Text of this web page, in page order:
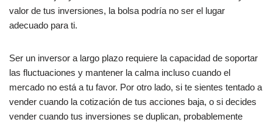
valor de tus inversiones, la bolsa podría no ser el lugar
adecuado para ti.
Ser un inversor a largo plazo requiere la capacidad de soportar
las fluctuaciones y mantener la calma incluso cuando el
mercado no está a tu favor. Por otro lado, si te sientes tentado a
vender cuando la cotización de tus acciones baja, o si decides
vender cuando tus inversiones se duplican, probablemente